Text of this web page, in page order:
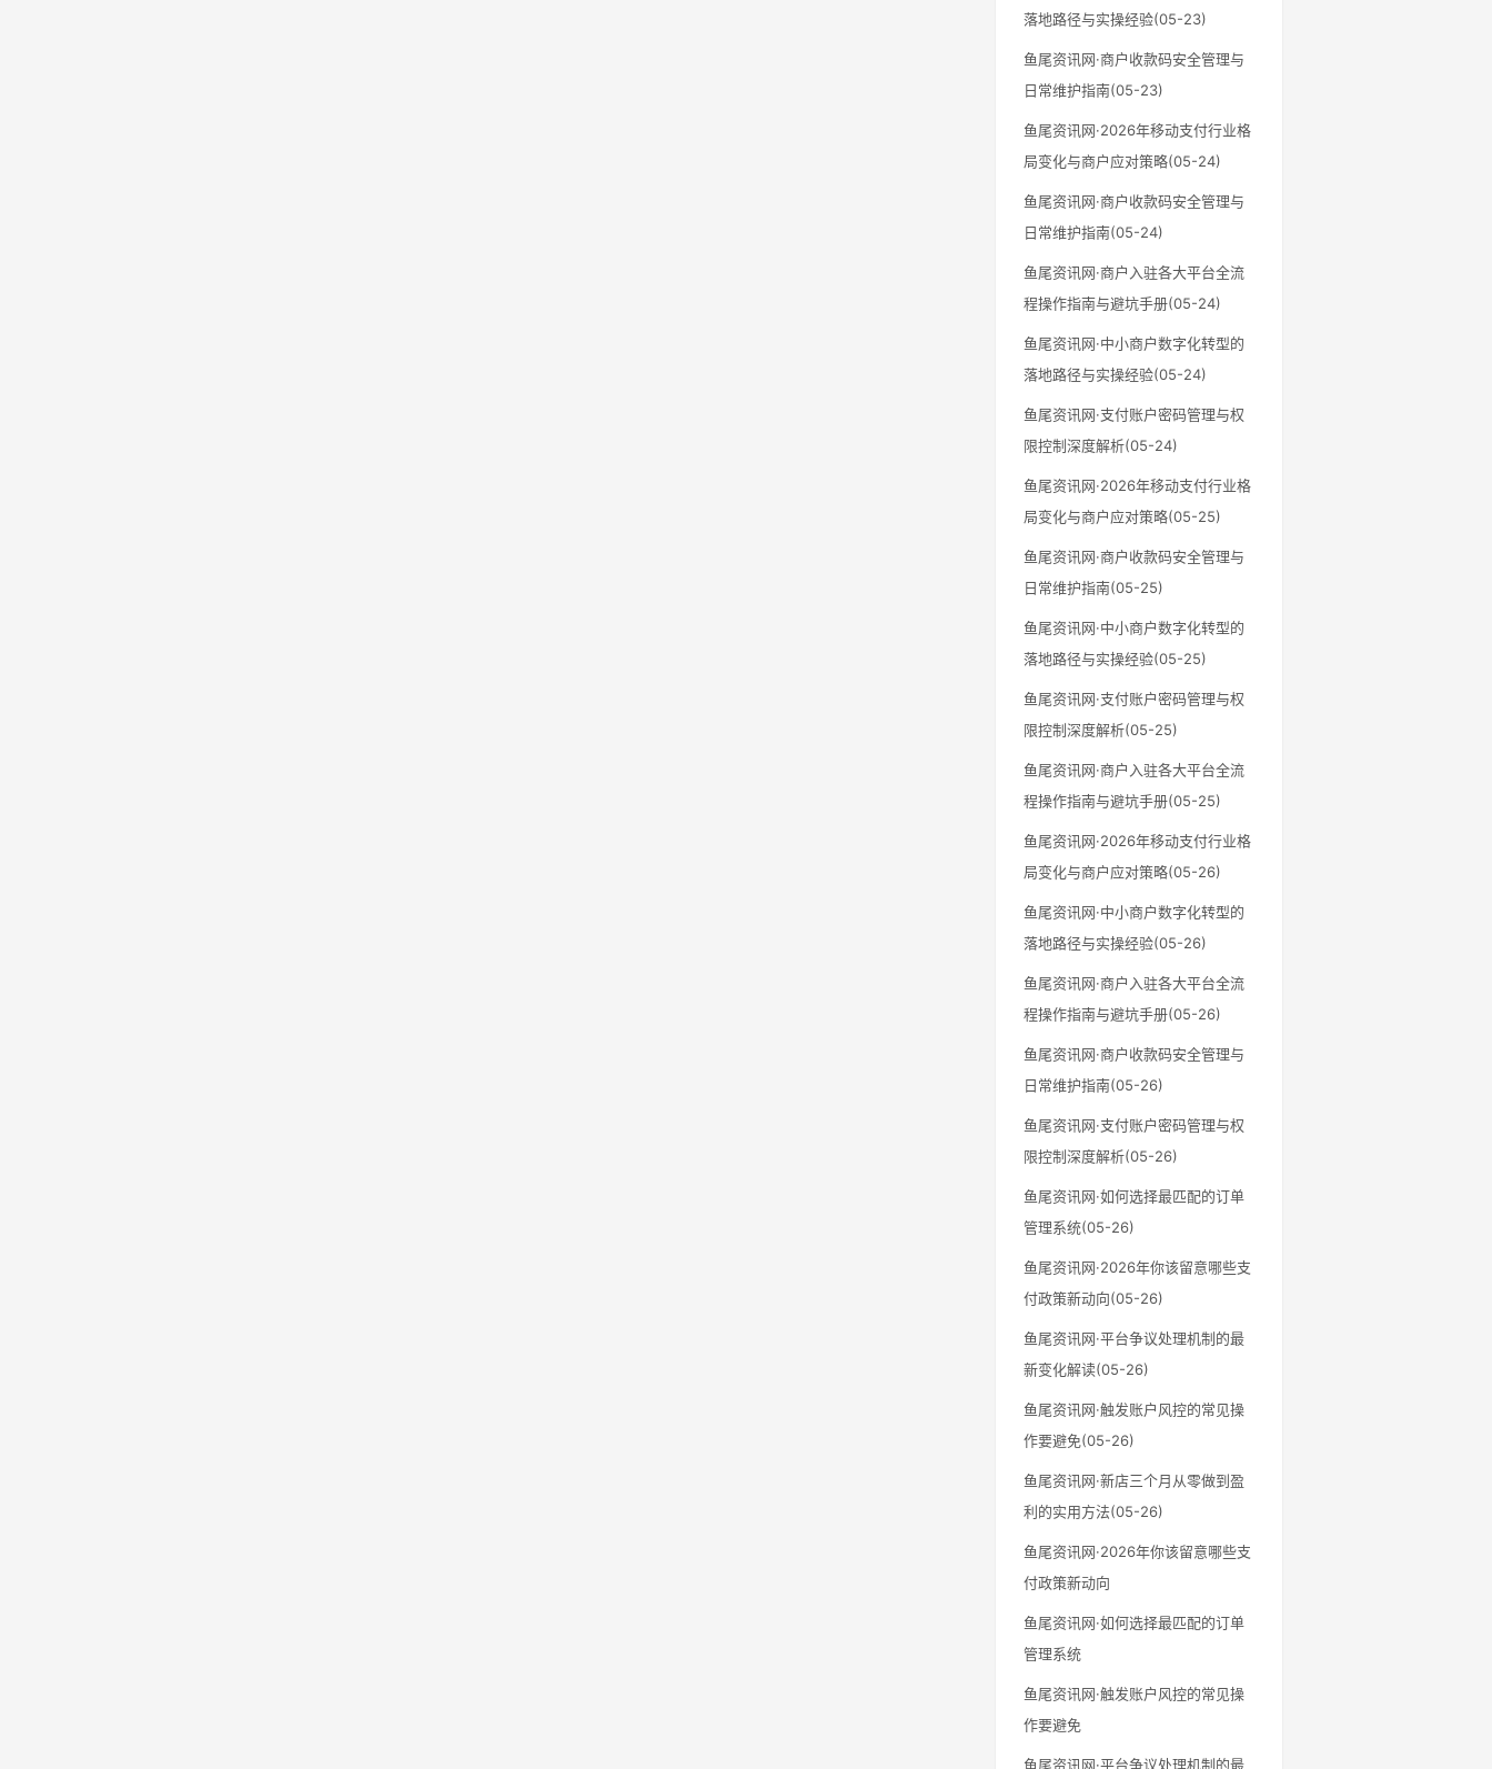
落地路径与实操经验(05-23)
鱼尾资讯网·商户收款码安全管理与
日常维护指南(05-23)
鱼尾资讯网·2026年移动支付行业格
局变化与商户应对策略(05-24)
鱼尾资讯网·商户收款码安全管理与
日常维护指南(05-24)
鱼尾资讯网·商户入驻各大平台全流
程操作指南与避坑手册(05-24)
鱼尾资讯网·中小商户数字化转型的
落地路径与实操经验(05-24)
鱼尾资讯网·支付账户密码管理与权
限控制深度解析(05-24)
鱼尾资讯网·2026年移动支付行业格
局变化与商户应对策略(05-25)
鱼尾资讯网·商户收款码安全管理与
日常维护指南(05-25)
鱼尾资讯网·中小商户数字化转型的
落地路径与实操经验(05-25)
鱼尾资讯网·支付账户密码管理与权
限控制深度解析(05-25)
鱼尾资讯网·商户入驻各大平台全流
程操作指南与避坑手册(05-25)
鱼尾资讯网·2026年移动支付行业格
局变化与商户应对策略(05-26)
鱼尾资讯网·中小商户数字化转型的
落地路径与实操经验(05-26)
鱼尾资讯网·商户入驻各大平台全流
程操作指南与避坑手册(05-26)
鱼尾资讯网·商户收款码安全管理与
日常维护指南(05-26)
鱼尾资讯网·支付账户密码管理与权
限控制深度解析(05-26)
鱼尾资讯网·如何选择最匹配的订单
管理系统(05-26)
鱼尾资讯网·2026年你该留意哪些支
付政策新动向(05-26)
鱼尾资讯网·平台争议处理机制的最
新变化解读(05-26)
鱼尾资讯网·触发账户风控的常见操
作要避免(05-26)
鱼尾资讯网·新店三个月从零做到盈
利的实用方法(05-26)
鱼尾资讯网·2026年你该留意哪些支
付政策新动向
鱼尾资讯网·如何选择最匹配的订单
管理系统
鱼尾资讯网·触发账户风控的常见操
作要避免
鱼尾资讯网·平台争议处理机制的最